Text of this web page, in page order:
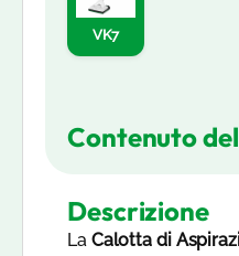
VK7
Contenuto
Descrizione
La Calotta di